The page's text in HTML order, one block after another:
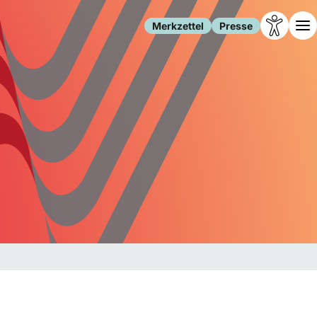
Merkzettel Presse
Leben
Familie
Freizeit
Gesundheit
Internet
Gesellschaft
Forschung
Migration
Polizei